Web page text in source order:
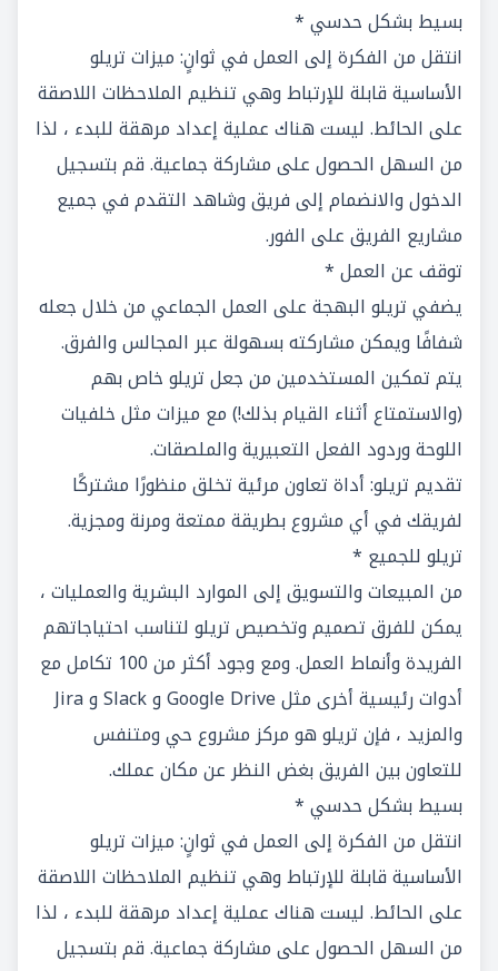
بسيط بشكل حدسي *
انتقل من الفكرة إلى العمل في ثوانٍ: ميزات تريلو
الأساسية قابلة للإرتباط وهي تنظيم الملاحظات اللاصقة
على الحائط. ليست هناك عملية إعداد مرهقة للبدء ، لذا
من السهل الحصول على مشاركة جماعية. قم بتسجيل
الدخول والانضمام إلى فريق وشاهد التقدم في جميع
مشاريع الفريق على الفور.
توقف عن العمل *
يضفي تريلو البهجة على العمل الجماعي من خلال جعله
شفافًا ويمكن مشاركته بسهولة عبر المجالس والفرق.
يتم تمكين المستخدمين من جعل تريلو خاص بهم
(والاستمتاع أثناء القيام بذلك!) مع ميزات مثل خلفيات
اللوحة وردود الفعل التعبيرية والملصقات.
تقديم تريلو: أداة تعاون مرئية تخلق منظورًا مشتركًا
لفريقك في أي مشروع بطريقة ممتعة ومرنة ومجزية.
تريلو للجميع *
من المبيعات والتسويق إلى الموارد البشرية والعمليات ،
يمكن للفرق تصميم وتخصيص تريلو لتناسب احتياجاتهم
الفريدة وأنماط العمل. ومع وجود أكثر من 100 تكامل مع
أدوات رئيسية أخرى مثل Google Drive و Slack و Jira
والمزيد ، فإن تريلو هو مركز مشروع حي ومتنفس
للتعاون بين الفريق بغض النظر عن مكان عملك.
بسيط بشكل حدسي *
انتقل من الفكرة إلى العمل في ثوانٍ: ميزات تريلو
الأساسية قابلة للإرتباط وهي تنظيم الملاحظات اللاصقة
على الحائط. ليست هناك عملية إعداد مرهقة للبدء ، لذا
من السهل الحصول على مشاركة جماعية. قم بتسجيل